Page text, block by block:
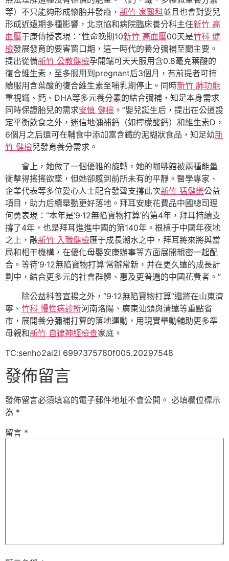
等）不只能夠形成懷胎并發癥， 新竹 家醫科並且也會對嬰兒
形成近遠期多種影響，北京協和病院臨床養分科主任新竹 高
血壓于康傳授表現：“性命晚期10新竹 高血壓00天是竹科 健
檢發展發育的要害窗口期，這一時代的養分彌補至關主要。
提出從備新竹 公教健檢孕開端可天天服用含0.8毫克葉酸的
復合維生素，至多服用到pregnant后3個月，有前提者可持
續服用含葉酸的復合維生素至哺乳期停止。同時新竹 肺功能
重視鐵、鈣、DHA等多元養分素的結合彌補，知足本身需求
同時保證胎兒的需求安慎 健檢 。”嬰兒誕生后，提出在公道設
定平衡飲食之外，迷信地彌補鈣（如檸檬酸鈣）和維生素D，
6個月之后還可在輔食中添加富含鐵的泥糊狀食品，知足幼新
竹 健檢兒發育養分需求。
會上，她做了一個優雅的旋轉，她的咖啡館被兩種能量
衝擊得搖搖欲墜，但她卻感到前所未有的平靜。醫學專家、
企業代表等多位愛心人士配合發聲支撐此次新竹 猛健樂公益
項目，助力后續舉動更好落地。拜耳安康花費品中國總司理
何勇表現：“本年是‘9·12無陷寶物打算’的第4年，拜耳持續支
撐了4年，也是拜耳進進中國的第140年。根植于中國年夜地
之上，融新竹 入職健檢匯于成長潮水之中，拜耳將來將與當
局和相干機構，在優化母嬰安康辦事等方面展開親密一起配
合。等待‘9·12無陷寶物打算’常辦常新，并在更久遠的成長計
劃中，結合更多元的社會群體、惠及更普遍的中國花費者。”
除公益科普宣揚之外，“9·12無陷寶物打算”還將在山東濟
寧、 竹科 慢性病診所河南洛陽、廣東汕頭與清遠等重點省
市，展開養分彌補打算的落地運動，用現實舉動輔助更多準
母親和新竹 自律神經檢查家庭。
TC:senho2ai2l 6997375780f005.20297548
發佈留言
發佈留言必須填寫的電子郵件地址不會公開。 必填欄位標示
為 *
留言 *